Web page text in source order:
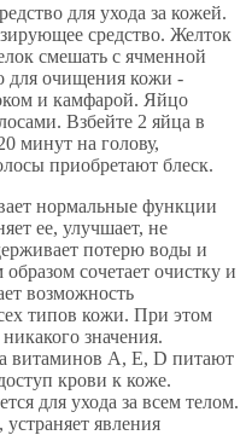
для ухода за кожей.
средство. Желток
смешать с ячменной
для очищения кожи -
и камфарой. Яйцо
Взбейте 2 яйца в
минут на голову,
приобретают блеск.
нормальные функции
ее, улучшает, не
потерю воды и
сочетает очистку и
возможность
типов кожи. При этом
значения.
витаминов А, Е, D питают
крови к коже.
для ухода за всем телом.
явления